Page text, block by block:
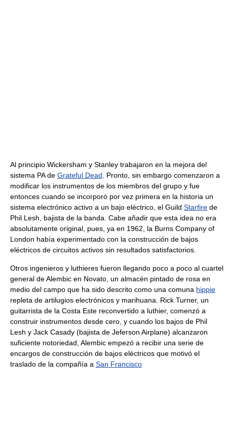
Al principio Wickersham y Stanley trabajaron en la mejora del
sistema PA de Grateful Dead . Pronto, sin embargo comenzaron a
modificar los instrumentos de los miembros del grupo y fue
entonces cuando se incorporó por vez primera en la historia un
sistema electrónico activo a un bajo eléctrico, el Guild Starfire de
Phil Lesh, bajista de la banda. Cabe añadir que esta idea no era
absolutamente original, pues, ya en 1962, la Burns Company of
London había experimentado con la construcción de bajos
eléctricos de circuitos activos sin resultados satisfactorios.
Otros ingenieros y luthieres fueron llegando poco a poco al cuartel
general de Alembic en Novato, un almacén pintado de rosa en
medio del campo que ha sido descrito como una comuna hippie
repleta de artilugios electrónicos y marihuana. Rick Turner, un
guitarrista de la Costa Este reconvertido a luthier, comenzó a
construir instrumentos desde cero, y cuando los bajos de Phil
Lesh y Jack Casady (bajista de Jeferson Airplane) alcanzaron
suficiente notoriedad, Alembic empezó a recibir una serie de
encargos de construcción de bajos eléctricos que motivó el
traslado de la compañía a San Francisco